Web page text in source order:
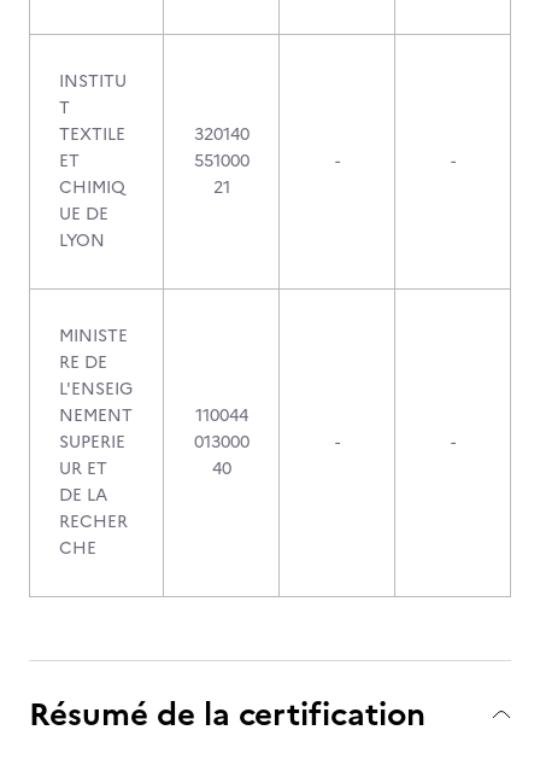
INSTITU
T
TEXTILE
ET
CHIMIQ
UE DE
LYON
320140
551000
21
- -
MINISTE
RE DE
L'ENSEIG
NEMENT
SUPERIE
UR ET
DE LA
RECHER
CHE
110044
013000
40
- -
Résumé de la certification